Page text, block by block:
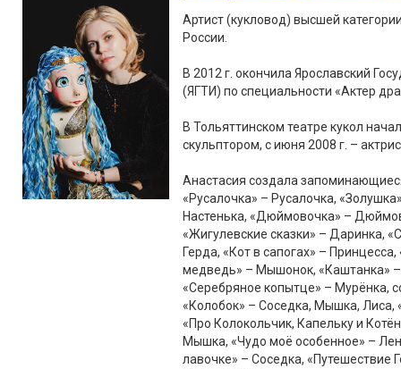
Артист (кукловод) высшей
России.
В 2012 г. окончила Ярославский
(ЯГТИ) по специальности «Актер
В Тольяттинском театре кукол
скульптором, с июня 2008 г. –
Анастасия создала
«Русалочка» – Русалочка,
Настенька, «Дюймовочка» –
«Жигулевские сказки» – Даринка,
Герда, «Кот в сапогах» –
медведь» – Мышонок, «Каштанка»
«Серебряное копытце» – Мурёнка,
«Колобок» – Соседка, Мышка, Лиса,
«Про Колокольчик, Капельку и
Мышка, «Чудо моё особенное» –
лавочке» – Соседка, «Путешествие